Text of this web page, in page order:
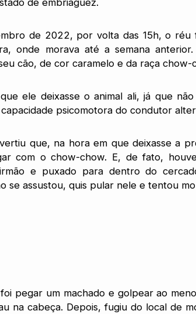
de embriaguez.
de 2022, por volta das 15h, o réu
onde morava até a semana
cão, de cor caramelo e da raça chow-
ele deixasse o animal ali, já que
capacidade psicomotora do condutor
que, na hora em que deixasse a
com o chow-chow. E, de fato,
e puxado para dentro do
se assustou, quis pular nele e tentou
pegar um machado e golpear ao
na cabeça. Depois, fugiu do local de